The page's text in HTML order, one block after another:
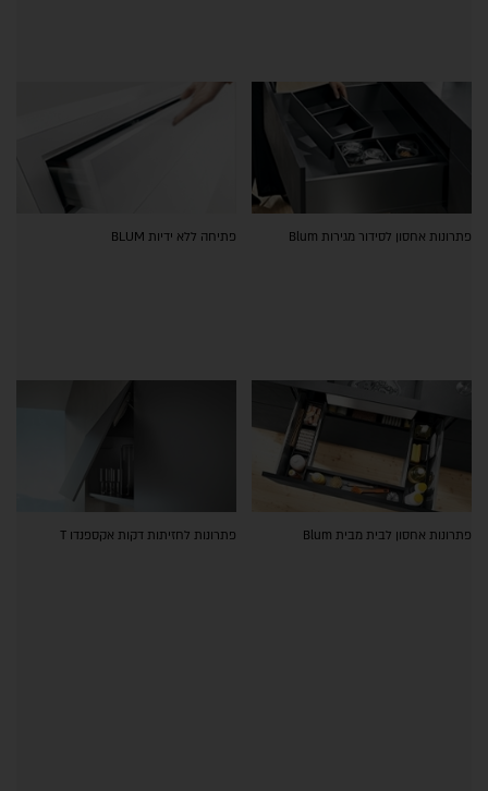
פתרונות אחסון לסידור מגירות Blum פתיחה ללא ידיות BLUM
פתרונות אחסון לבית מבית Blum פתרונות לחזיתות דקות אקספנדו T